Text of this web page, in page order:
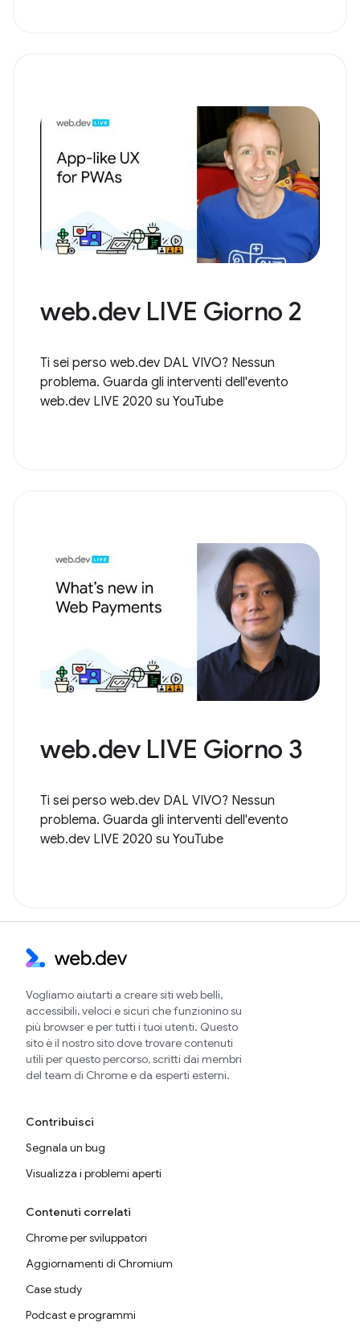
web.dev LIVE Giorno 2
Ti sei perso web.dev DAL VIVO? Nessun
problema. Guarda gli interventi dell'evento
web.dev LIVE 2020 su YouTube
web.dev LIVE Giorno 3
Ti sei perso web.dev DAL VIVO? Nessun
problema. Guarda gli interventi dell'evento
web.dev LIVE 2020 su YouTube
Vogliamo aiutarti a creare siti web belli,
accessibili, veloci e sicuri che funzionino su
più browser e per tutti i tuoi utenti. Questo
sito è il nostro sito dove trovare contenuti
utili per questo percorso, scritti dai membri
del team di Chrome e da esperti esterni.
Contribuisci
Segnala un bug
Visualizza i problemi aperti
Contenuti correlati
Chrome per sviluppatori
Aggiornamenti di Chromium
Case study
Podcast e programmi